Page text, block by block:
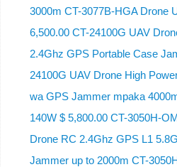
3000m CT-3077B-HGA Drone
6,500.00 CT-24100G UAV
2.4Ghz GPS Portable Case
24100G UAV Drone High
wa GPS Jammer mpaka
140W $ 5,800.00 CT-3050H-
Drone RC 2.4Ghz GPS L1
Jammer up to 2000m CT-